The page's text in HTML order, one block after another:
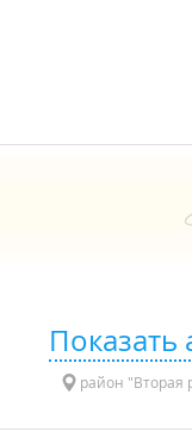
Показать
район "Вторая